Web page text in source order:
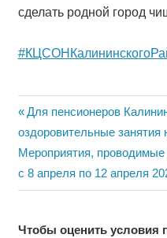
сделать родной город
Навигация
по
записям
Previous
Post:
Для пенсионеров
оздоровительные занятия
Next
Post:
Мероприятия,
с 8 апреля по 12 апреля
Чтобы оценить условия